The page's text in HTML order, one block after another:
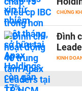
CHỨNG
Đình
KINH